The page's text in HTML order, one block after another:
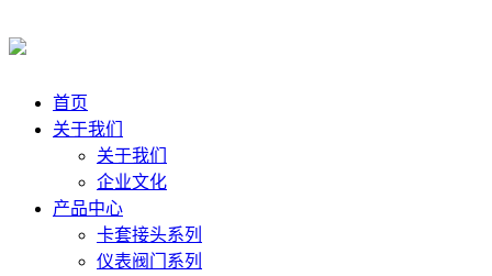
首页
关于我们
关于我们
企业文化
产品中心
卡套接头系列
仪表阀门系列